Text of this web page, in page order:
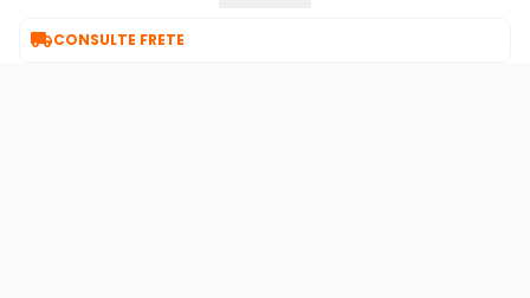
CONSULTE FRETE